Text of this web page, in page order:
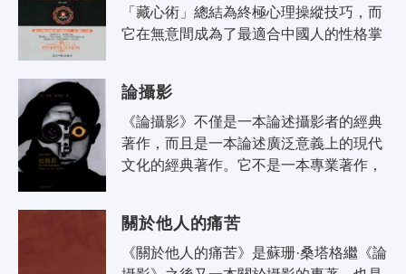
「藏心術」總結為終極心理操縱技巧，而
它在無意間成為了最適合中國人的性格掌
論攝影
《論攝影》不僅是一本論述攝影者的經典
著作，而且是一本論述廣泛意義上的現代
文化的經典著作。它不是一本專業著作，
關於他人的痛苦
《關於他人的痛苦》是蘇珊·桑塔格繼《論